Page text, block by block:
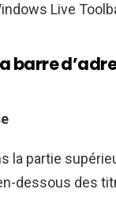
Live
barre
la partie
dessous des